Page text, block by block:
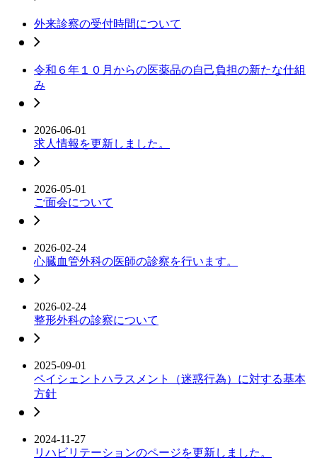
外来診察の受付時間について
令和６年１０月からの医薬品の自己負担の新たな仕組
み
2026-06-01
求人情報を更新しました。
2026-05-01
ご面会について
2026-02-24
心臓血管外科の医師の診察を行います。
2026-02-24
整形外科の診察について
2025-09-01
ペイシェントハラスメント（迷惑行為）に対する基本
方針
2024-11-27
リハビリテーションのページを更新しました。